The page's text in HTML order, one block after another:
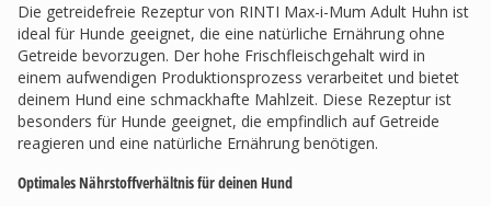
Die getreidefreie Rezeptur von RINTI Max-i-Mum Adult Huhn ist
ideal für Hunde geeignet, die eine natürliche Ernährung ohne
Getreide bevorzugen. Der hohe Frischfleischgehalt wird in
einem aufwendigen Produktionsprozess verarbeitet und bietet
deinem Hund eine schmackhafte Mahlzeit. Diese Rezeptur ist
besonders für Hunde geeignet, die empfindlich auf Getreide
reagieren und eine natürliche Ernährung benötigen.
Optimales Nährstoffverhältnis für deinen Hund